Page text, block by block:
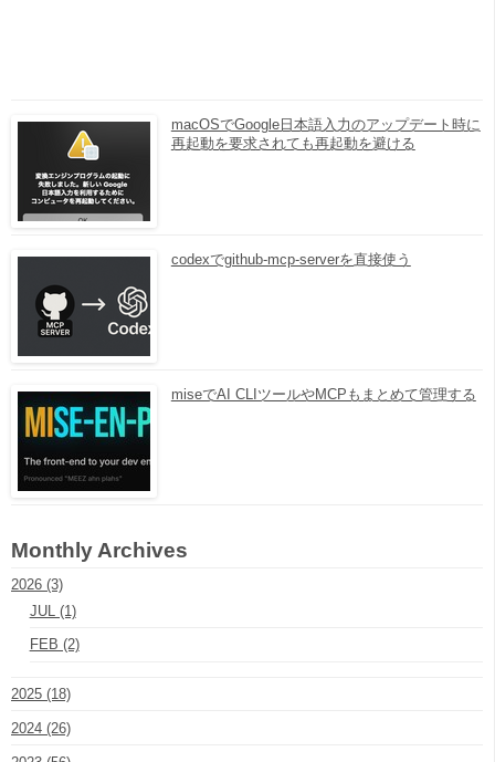
macOSでGoogle日本語入力のアップデート時に
再起動を要求されても再起動を避ける
codexでgithub-mcp-serverを直接使う
miseでAI CLIツールやMCPもまとめて管理する
Monthly Archives
2026 (3)
JUL (1)
FEB (2)
2025 (18)
2024 (26)